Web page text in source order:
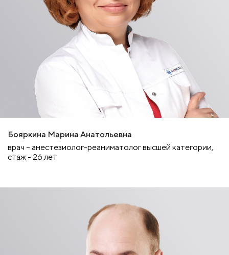
Бояркина Марина Анатольевна
врач – анестезиолог-реаниматолог высшей категории,
стаж - 26 лет